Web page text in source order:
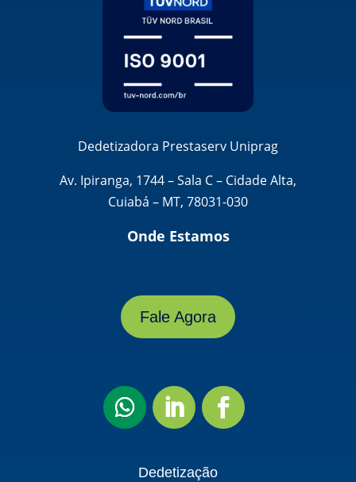
Dedetizadora Prestaserv Uniprag
Av. Ipiranga, 1744 – Sala C – Cidade Alta,
Cuiabá – MT, 78031-030
Onde Estamos
Fale Agora
Dedetização